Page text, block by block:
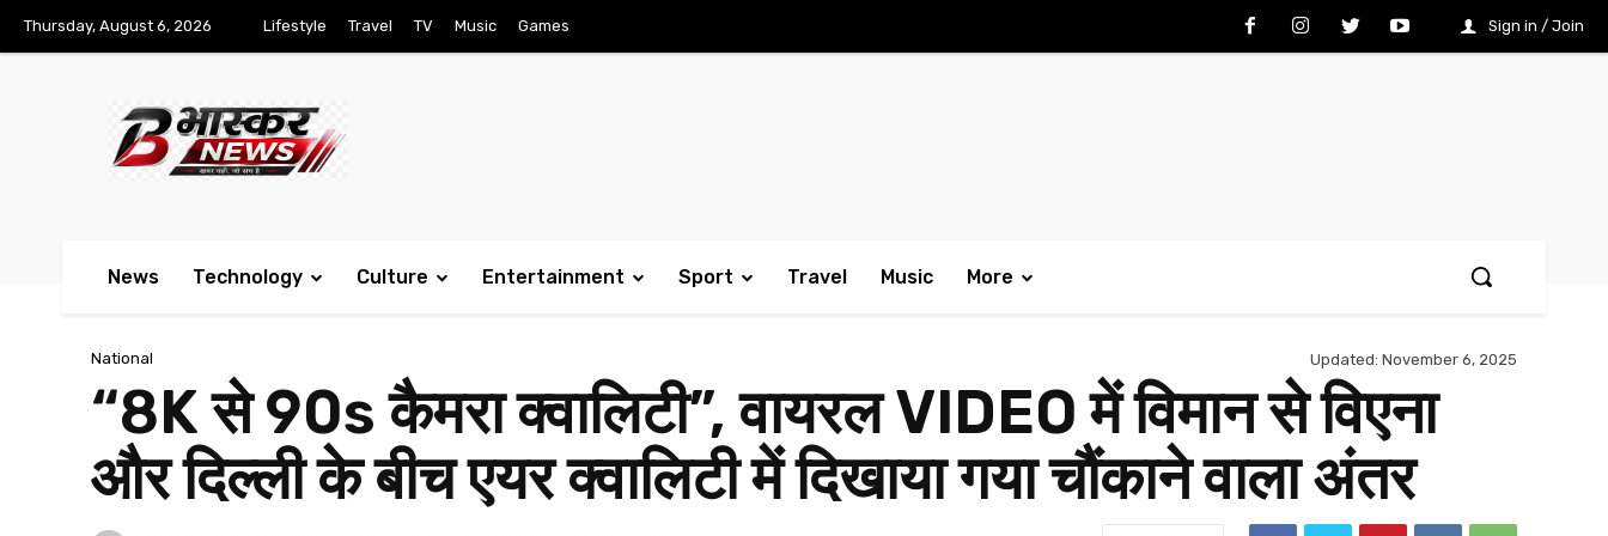
Thursday, August 6, 2026 Lifestyle Travel TV Music Games Sign in / Join
News Technology Culture Entertainment Sport Travel Music More
National Updated: November 6, 2025
“8K से 90s कैमरा क्वालिटी”, वायरल VIDEO में विमान से विएना
और दिल्ली के बीच एयर क्वालिटी में दिखाया गया चौंकाने वाला अंतर